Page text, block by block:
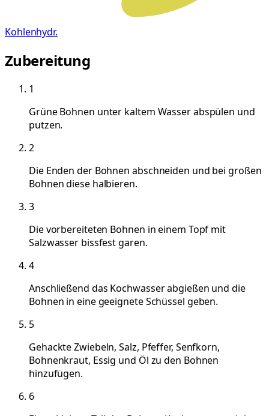
Kohlenhydr.
Zubereitung
1
Grüne Bohnen unter kaltem Wasser abspülen und
putzen.
2
Die Enden der Bohnen abschneiden und bei großen
Bohnen diese halbieren.
3
Die vorbereiteten Bohnen in einem Topf mit
Salzwasser bissfest garen.
4
Anschließend das Kochwasser abgießen und die
Bohnen in eine geeignete Schüssel geben.
5
Gehackte Zwiebeln, Salz, Pfeffer, Senfkorn,
Bohnenkraut, Essig und Öl zu den Bohnen
hinzufügen.
6